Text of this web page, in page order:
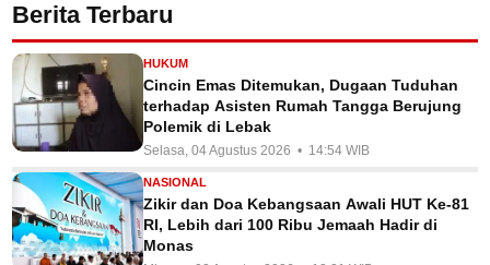
Berita Terbaru
HUKUM
Cincin Emas Ditemukan, Dugaan Tuduhan
terhadap Asisten Rumah Tangga Berujung
Polemik di Lebak
Selasa, 04 Agustus 2026 • 14:54 WIB
NASIONAL
Zikir dan Doa Kebangsaan Awali HUT Ke-81
RI, Lebih dari 100 Ribu Jemaah Hadir di
Monas